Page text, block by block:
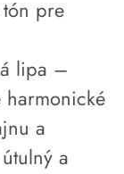
pre
lipa –
harmonické
a
a